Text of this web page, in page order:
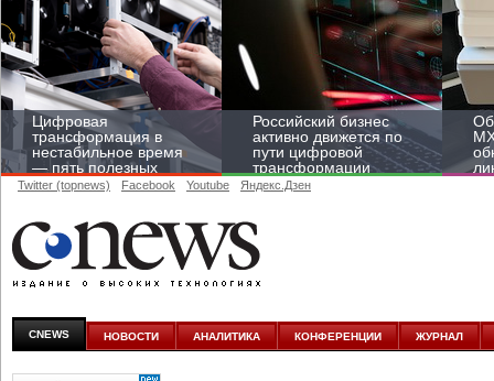
Цифровая
трансформация в
нестабильное время
— пять полезных
лайфхаков
Российский бизнес
активно движется по
пути цифровой
трансформации
Twitter (topnews) Facebook Youtube Яндекс.Дзен
CNEWS НОВОСТИ АНАЛИТИКА КОНФЕРЕНЦИИ ЖУРНАЛ